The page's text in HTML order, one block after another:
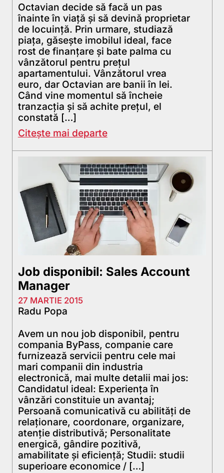
Octavian decide să facă un pas
înainte în viaţă şi să devină proprietar
de locuinţă. Prin urmare, studiază
piaţa, găseşte imobilul ideal, face
rost de finanţare şi bate palma cu
vânzătorul pentru preţul
apartamentului. Vânzătorul vrea
euro, dar Octavian are banii în lei.
Când vine momentul să încheie
tranzacţia şi să achite preţul, el
constată […]
Citește mai departe
Job disponibil: Sales Account
Manager
27 MARTIE 2015
Radu Popa
Avem un nou job disponibil, pentru
compania ByPass, companie care
furnizează servicii pentru cele mai
mari companii din industria
electronică, mai multe detalii mai jos:
Candidatul ideal: Experienţa în
vânzări constituie un avantaj;
Persoană comunicativă cu abilităţi de
relaţionare, coordonare, organizare,
atenţie distributivă; Personalitate
energică, gândire pozitivă,
amabilitate şi eficienţă; Studii: studii
superioare economice / […]